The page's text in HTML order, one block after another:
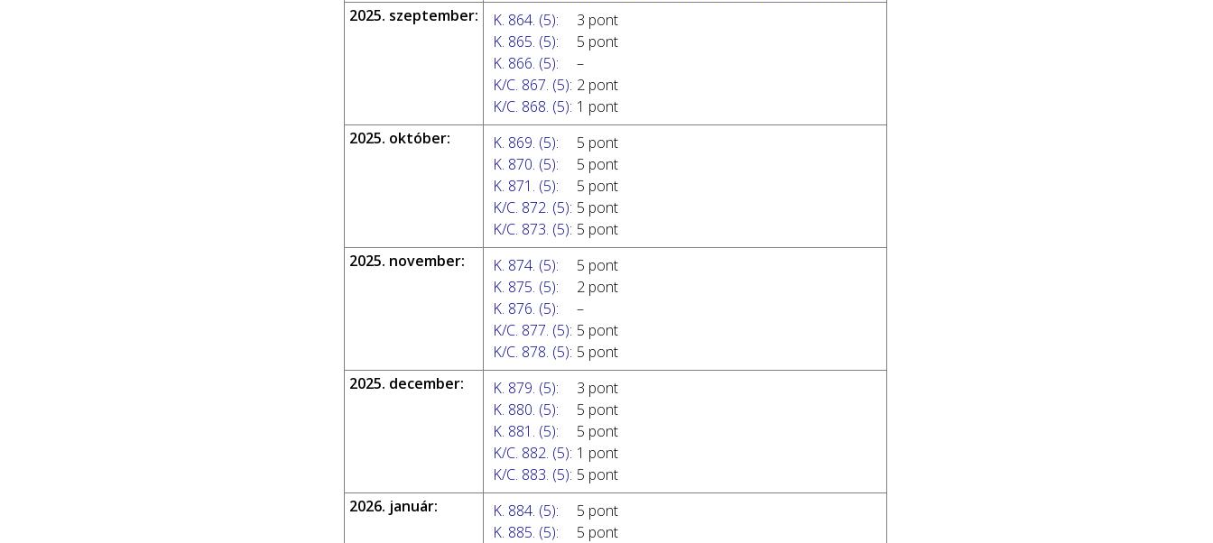
2025. szeptember:
K. 864. (5):
3 pont
K. 865. (5):
5 pont
K. 866. (5):
–
K/C. 867. (5): 2 pont
K/C. 868. (5): 1 pont
2025. október:
K. 869. (5):
5 pont
K. 870. (5):
5 pont
K. 871. (5):
5 pont
K/C. 872. (5): 5 pont
K/C. 873. (5): 5 pont
2025. november:
K. 874. (5):
5 pont
K. 875. (5):
2 pont
K. 876. (5):
–
K/C. 877. (5): 5 pont
K/C. 878. (5): 5 pont
2025. december:
K. 879. (5):
3 pont
K. 880. (5):
5 pont
K. 881. (5):
5 pont
K/C. 882. (5): 1 pont
K/C. 883. (5): 5 pont
2026. január:
K. 884. (5):
5 pont
K. 885. (5):
5 pont